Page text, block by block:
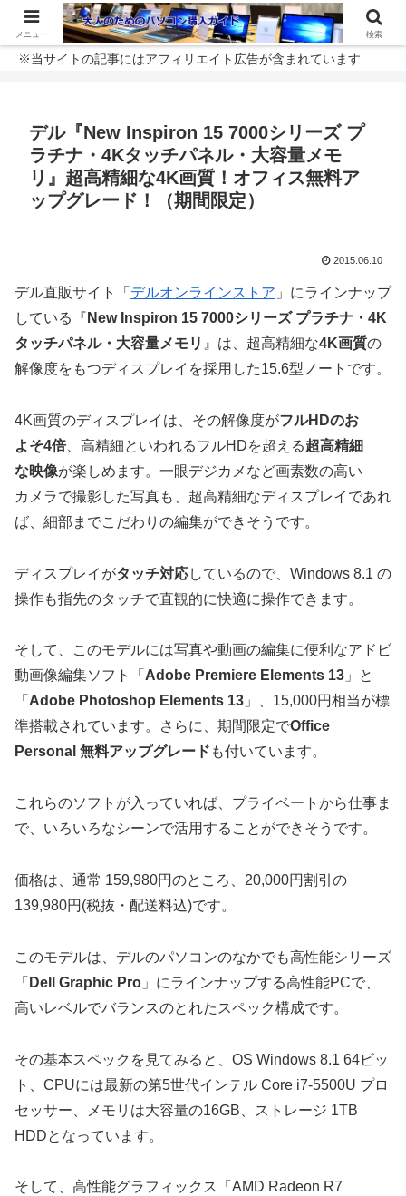
※当サイトの記事にはアフィリエイト広告が含まれています
デル『New Inspiron 15 7000シリーズ プ
ラチナ・4Kタッチパネル・大容量メモ
リ』超高精細な4K画質！オフィス無料ア
ップグレード！（期間限定）
2015.06.10
デル直販サイト「 デルオンラインストア 」にラインナップ
している『 New Inspiron 15 7000シリーズ プラチナ・4K
タッチパネル・大容量メモリ 』は、超高精細な4K画質の
解像度をもつディスプレイを採用した15.6型ノートです。
4K画質のディスプレイは、その解像度がフルHDのお
よそ4倍、高精細といわれるフルHDを超える超高精細
な映像が楽しめます。一眼デジカメなど画素数の高い
カメラで撮影した写真も、超高精細なディスプレイであれ
ば、細部までこだわりの編集ができそうです。
ディスプレイがタッチ対応しているので、Windows 8.1 の
操作も指先のタッチで直観的に快適に操作できます。
そして、このモデルには写真や動画の編集に便利なアドビ
動画像編集ソフト「 Adobe Premiere Elements 13 」と
「 Adobe Photoshop Elements 13 」、15,000円相当が標
準搭載されています。さらに、期間限定でOffice
Personal 無料アップグレード も付いています。
これらのソフトが入っていれば、プライベートから仕事ま
で、いろいろなシーンで活用することができそうです。
価格は、通常 159,980円のところ、20,000円割引の
139,980円(税抜・配送料込)です。
このモデルは、デルのパソコンのなかでも高性能シリーズ
「 Dell Graphic Pro 」にラインナップする高性能PCで、
高いレベルでバランスのとれたスペック構成です。
その基本スペックを見てみると、OS Windows 8.1 64ビッ
ト、CPUには最新の第5世代インテル Core i7-5500U プロ
セッサー、メモリは大容量の16GB、ストレージ 1TB
HDDとなっています。
そして、高性能グラフィックス「AMD Radeon R7
メニュー 検索